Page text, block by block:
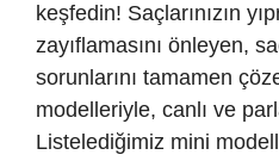
keşfedin! Saçlarınızın
zayıflamasını önleyen,
sorunlarını tamamen
modelleriyle, canlı ve
Listelediğimiz mini